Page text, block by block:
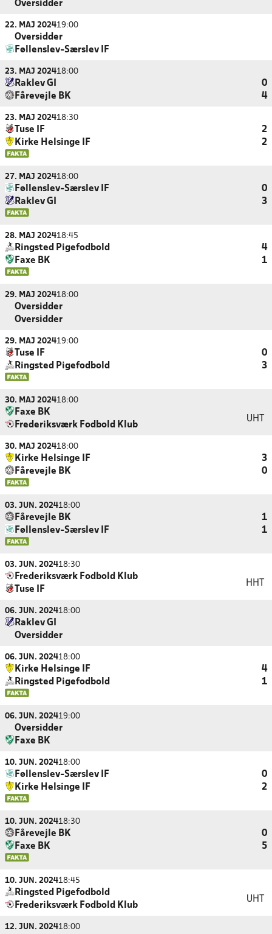
Oversidder
22. MAJ 202419:00
Oversidder
Føllenslev-Særslev IF
23. MAJ 202418:00
Raklev GI
0
Fårevejle BK
4
23. MAJ 202418:30
Tuse IF
2
Kirke Helsinge IF
2
27. MAJ 202418:00
Føllenslev-Særslev IF
0
Raklev GI
3
28. MAJ 202418:45
Ringsted Pigefodbold
4
Faxe BK
1
29. MAJ 202418:00
Oversidder
Oversidder
29. MAJ 202419:00
Tuse IF
0
Ringsted Pigefodbold
3
30. MAJ 202418:00
Faxe BK
Frederiksværk Fodbold Klub
UHT
30. MAJ 202418:00
Kirke Helsinge IF
3
Fårevejle BK
0
03. JUN. 202418:00
Fårevejle BK
1
Føllenslev-Særslev IF
1
03. JUN. 202418:30
Frederiksværk Fodbold Klub
Tuse IF
HHT
06. JUN. 202418:00
Raklev GI
Oversidder
06. JUN. 202418:00
Kirke Helsinge IF
4
Ringsted Pigefodbold
1
06. JUN. 202419:00
Oversidder
Faxe BK
10. JUN. 202418:00
Føllenslev-Særslev IF
0
Kirke Helsinge IF
2
10. JUN. 202418:30
Fårevejle BK
0
Faxe BK
5
10. JUN. 202418:45
Ringsted Pigefodbold
Frederiksværk Fodbold Klub
UHT
12. JUN. 202418:00